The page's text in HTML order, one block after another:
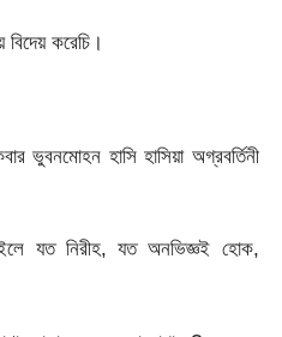
করেচি।
ভুবনমোহন হাসি হাসিয়া অগ্রবর্তিনী
যত নিরীহ, যত অনভিজ্ঞই হোক,